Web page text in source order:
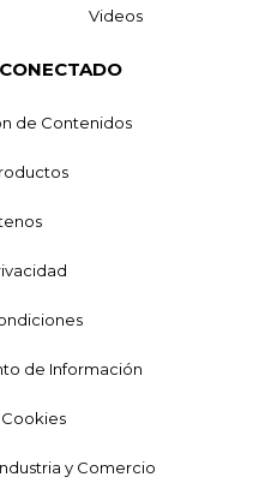
Videos
de Contenidos
de Información
y Comercio